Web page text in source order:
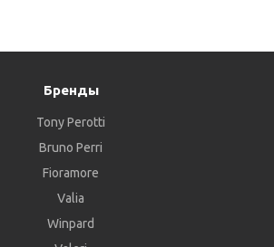
Бренды
Tony Perotti
Bruno Perri
Fioramore
Valia
Winpard